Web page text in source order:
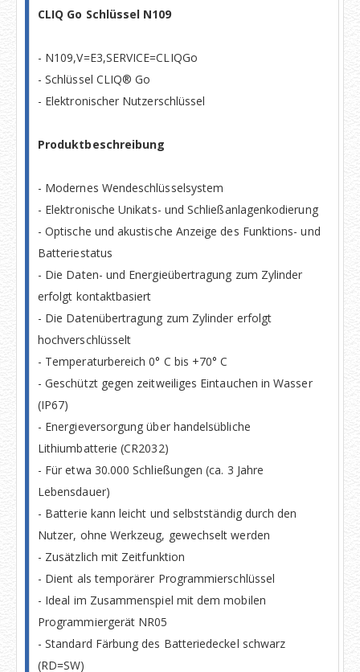
CLIQ Go Schlüssel N109
- N109,V=E3,SERVICE=CLIQGo
- Schlüssel CLIQ® Go
- Elektronischer Nutzerschlüssel
Produktbeschreibung
- Modernes Wendeschlüsselsystem
- Elektronische Unikats- und Schließanlagenkodierung
- Optische und akustische Anzeige des Funktions- und
Batteriestatus
- Die Daten- und Energieübertragung zum Zylinder
erfolgt kontaktbasiert
- Die Datenübertragung zum Zylinder erfolgt
hochverschlüsselt
- Temperaturbereich 0° C bis +70° C
- Geschützt gegen zeitweiliges Eintauchen in Wasser
(IP67)
- Energieversorgung über handelsübliche
Lithiumbatterie (CR2032)
- Für etwa 30.000 Schließungen (ca. 3 Jahre
Lebensdauer)
- Batterie kann leicht und selbstständig durch den
Nutzer, ohne Werkzeug, gewechselt werden
- Zusätzlich mit Zeitfunktion
- Dient als temporärer Programmierschlüssel
- Ideal im Zusammenspiel mit dem mobilen
Programmiergerät NR05
- Standard Färbung des Batteriedeckel schwarz
(RD=SW)